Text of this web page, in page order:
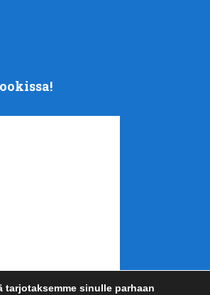
tarjotaksemme sinulle parhaan